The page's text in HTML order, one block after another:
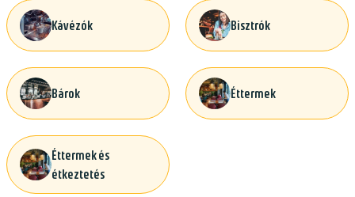
Kávézók Bisztrók
Bárok Éttermek
Éttermek és
étkeztetés